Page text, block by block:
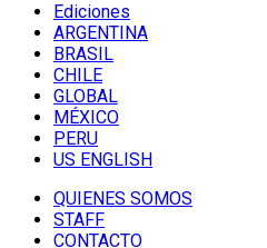
Ediciones
ARGENTINA
BRASIL
CHILE
GLOBAL
MÉXICO
PERU
US ENGLISH
QUIENES SOMOS
STAFF
CONTACTO